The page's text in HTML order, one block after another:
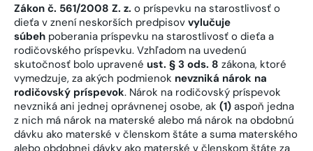
Zákon č. 561/2008 Z. z. o príspevku na starostlivosť o
dieťa v znení neskorších predpisov vylučuje
súbeh poberania príspevku na starostlivosť o dieťa a
rodičovského príspevku. Vzhľadom na uvedenú
skutočnosť bolo upravené ust. § 3 ods. 8 zákona, ktoré
vymedzuje, za akých podmienok nevzniká nárok na
rodičovský príspevok. Nárok na rodičovský príspevok
nevzniká ani jednej oprávnenej osobe, ak (1) aspoň jedna
z nich má nárok na materské alebo má nárok na obdobnú
dávku ako materské v členskom štáte a suma materského
alebo obdobnej dávky ako materské v členskom štáte za